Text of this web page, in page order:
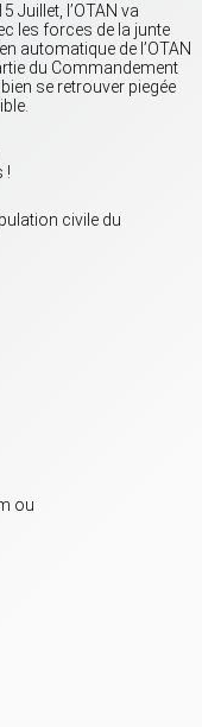
Juillet, l’OTAN va
les forces de la junte
automatique de l’OTAN
du Commandement
se retrouver piegée
!
civile du
ou